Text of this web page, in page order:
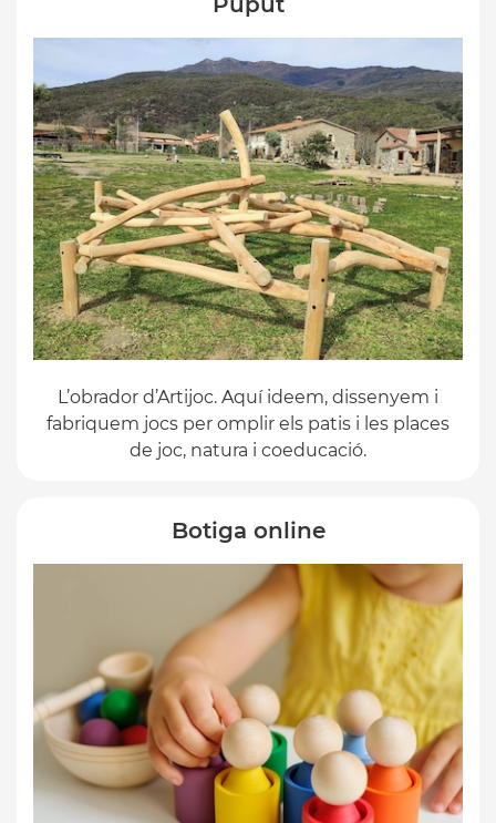
L’obrador d’Artijoc. Aquí ideem, dissenyem i
fabriquem jocs per omplir els patis i les places
de joc, natura i coeducació.
Botiga online